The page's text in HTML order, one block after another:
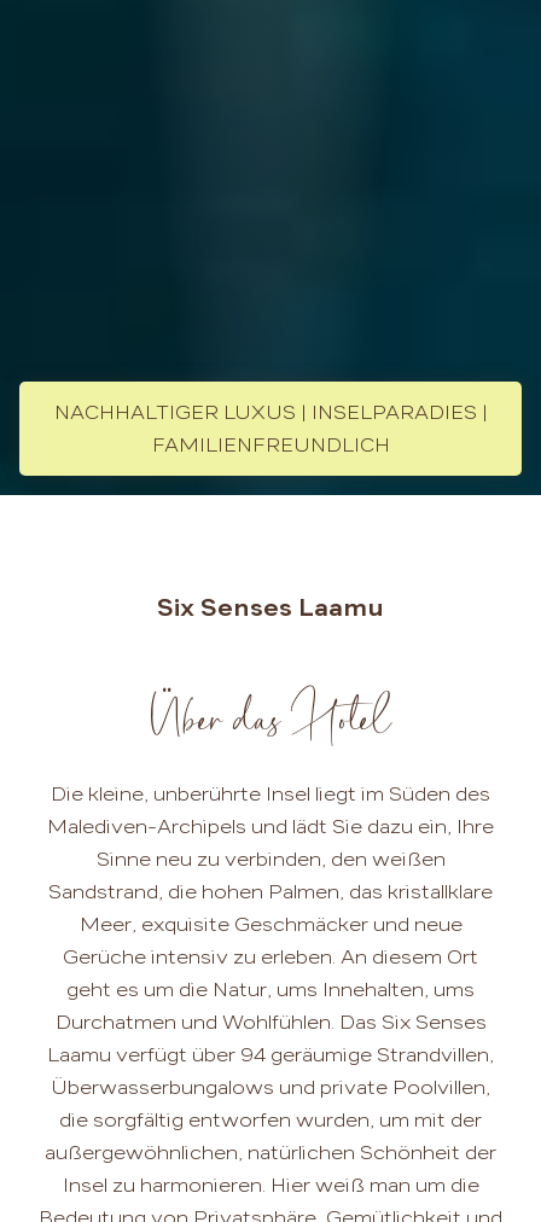
NACHHALTIGER LUXUS | INSELPARADIES |
FAMILIENFREUNDLICH
Six Senses Laamu
Über das Hotel
Die kleine, unberührte Insel liegt im Süden des
Malediven-Archipels und lädt Sie dazu ein, Ihre
Sinne neu zu verbinden, den weißen
Sandstrand, die hohen Palmen, das kristallklare
Meer, exquisite Geschmäcker und neue
Gerüche intensiv zu erleben. An diesem Ort
geht es um die Natur, ums Innehalten, ums
Durchatmen und Wohlfühlen. Das Six Senses
Laamu verfügt über 94 geräumige Strandvillen,
Überwasserbungalows und private Poolvillen,
die sorgfältig entworfen wurden, um mit der
außergewöhnlichen, natürlichen Schönheit der
Insel zu harmonieren. Hier weiß man um die